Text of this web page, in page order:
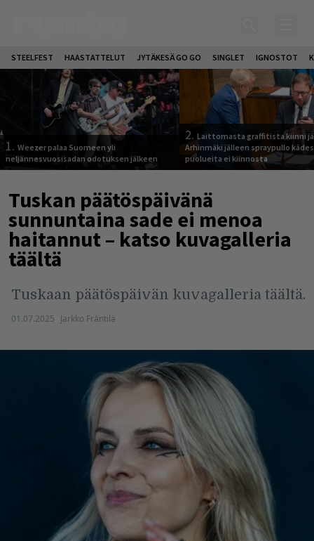
STEELFEST HAASTATTELUT JYTÄKESÄ GO GO SINGLET IGNOSTOT
1. Weezer palaa Suomeen yli
neljännesvuosisadan odotuksen jälkeen
2. Laittomasta graffitista kiinni
Arhinmäki jälleen spraypullo
puolueita ei kiinnosta
Tuskan päätöspäivänä
sunnuntaina sade ei menoa
haitannut – katso kuvagalleria
täältä
Tuskaan päätöspäivän kuvagalleria täältä.
01.07.2025 Jarkko Fräntilä